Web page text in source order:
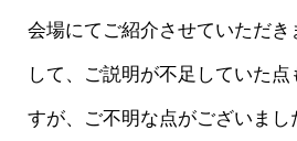
会場にてご紹介させていただき
して、ご説明が不足していた点
すが、ご不明な点がございま